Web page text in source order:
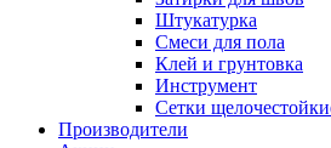
Штукатурка
Смеси для пола
Клей и грунтовка
Инструмент
Сетки
Производители